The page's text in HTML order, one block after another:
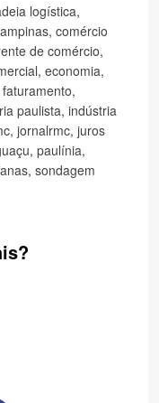
logística,
, comércio
de comércio,
, economia,
faturamento,
paulista, indústria
, jornalrmc, juros
, paulínia,
, sondagem